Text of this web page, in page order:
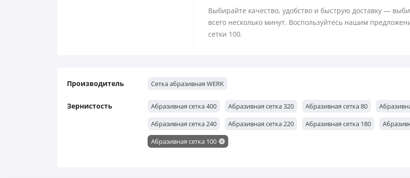
Выбирайте качество, удобство и быструю доставку —
всего несколько минут. Воспользуйтесь нашим
сетки 100.
Производитель Сетка абразивная WERK
Зернистость Абразивная сетка 400 Абразивная сетка 320 Абразивная сетка 80
Абразивная сетка 240
Абразивная сетка 220 Абразивная сетка 180
Абразивная сетка 100